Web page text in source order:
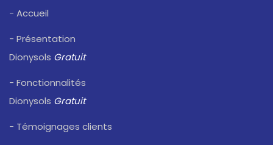
- Accueil
- Présentation
Dionysols Gratuit
- Fonctionnalités
Dionysols Gratuit
- Témoignages clients